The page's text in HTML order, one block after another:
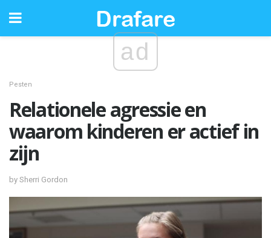
ad
Pesten
Relationele agressie en
waarom kinderen er actief in
zijn
by Sherri Gordon